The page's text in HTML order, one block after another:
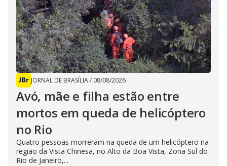
JORNAL DE BRASÍLIA/ 08/08/2026
Avó, mãe e filha estão entre
mortos em queda de helicóptero
no Rio
Quatro pessoas morreram na queda de um helicóptero na
região da Vista Chinesa, no Alto da Boa Vista, Zona Sul do
Rio de Janeiro,...